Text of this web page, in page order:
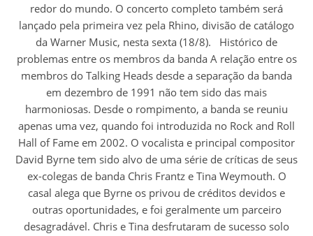
redor do mundo. O concerto completo também será
lançado pela primeira vez pela Rhino, divisão de catálogo
da Warner Music, nesta sexta (18/8). Histórico de
problemas entre os membros da banda A relação entre os
membros do Talking Heads desde a separação da banda
em dezembro de 1991 não tem sido das mais
harmoniosas. Desde o rompimento, a banda se reuniu
apenas uma vez, quando foi introduzida no Rock and Roll
Hall of Fame em 2002. O vocalista e principal compositor
David Byrne tem sido alvo de uma série de críticas de seus
ex-colegas de banda Chris Frantz e Tina Weymouth. O
casal alega que Byrne os privou de créditos devidos e
outras oportunidades, e foi geralmente um parceiro
desagradável. Chris e Tina desfrutaram de sucesso solo